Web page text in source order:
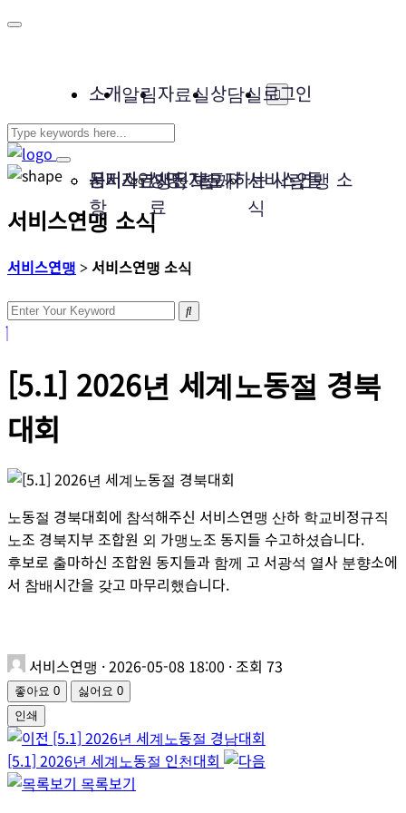
소개
서비스연맹은?함께하는 사람들
알림
공지사
항
성명, 보도자
료
서비스연맹 소
식
자료실
문서자료사진자료
상담실로그인
서비스연맹 소식
서비스연맹 >서비스연맹 소식
[5.1] 2026년 세계노동절 경북
대회
노동절 경북대회에 참석해주신 서비스연맹 산하 학교비정규직
노조 경북지부 조합원 외 가맹노조 동지들 수고하셨습니다.
후보로 출마하신 조합원 동지들과 함께 고 서광석 열사 분향소에
서 참배시간을 갖고 마무리했습니다.
서비스연맹 ·2026-05-08 18:00 ·조회 73
좋아요 0 싫어요 0
인쇄
[5.1] 2026년 세계노동절 경남대회
[5.1] 2026년 세계노동절 인천대회
목록보기